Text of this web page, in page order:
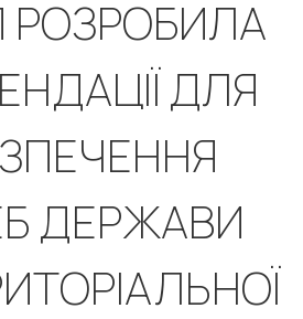
РОЗРОБИЛА
ДЛЯ
ДЕРЖАВИ